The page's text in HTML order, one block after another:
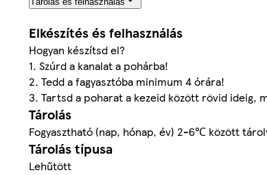
Elkészítés és felhasználás
Hogyan készítsd el?
1. Szúrd a kanalat a pohárba!
2. Tedd a fagyasztóba minimum 4 órára!
3. Tartsd a poharat a kezeid között rövid ideig,
Tárolás
Fogyasztható (nap, hónap, év) 2-6℃ között
Tárolás típusa
Lehűtött